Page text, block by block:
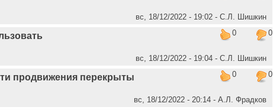
вс, 18/12/2022 - 19:02 - С.Л. Шишкин
0
0
вс, 18/12/2022 - 19:04 - С.Л. Шишкин
0
0
продвижения перекрыты
вс, 18/12/2022 - 20:14 - А.Л. Фрадков